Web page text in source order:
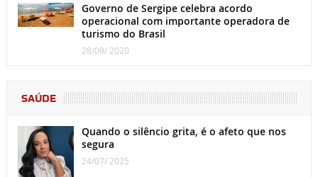
Governo de Sergipe celebra acordo
operacional com importante operadora de
turismo do Brasil
28/09/ 2020
SAÚDE
Quando o silêncio grita, é o afeto que nos
segura
24/07/ 2025